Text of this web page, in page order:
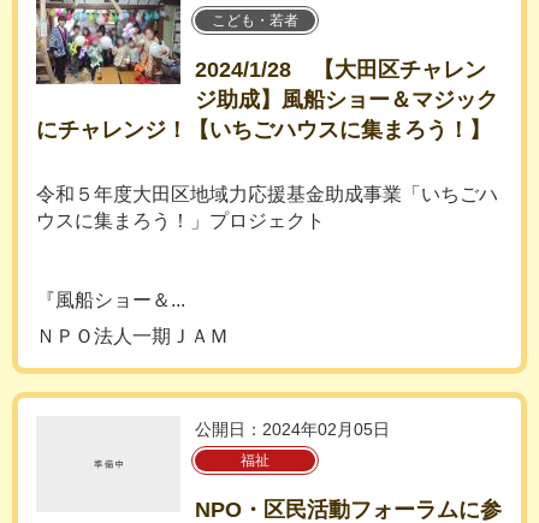
こども・若者
2024/1/28 【大田区チャレン
ジ助成】風船ショー＆マジック
にチャレンジ！【いちごハウスに集まろう！】
令和５年度大田区地域力応援基金助成事業「いちごハ
ウスに集まろう！」プロジェクト
『風船ショー＆...
ＮＰＯ法人一期ＪＡＭ
公開日：2024年02月05日
福祉
NPO・区民活動フォーラムに参